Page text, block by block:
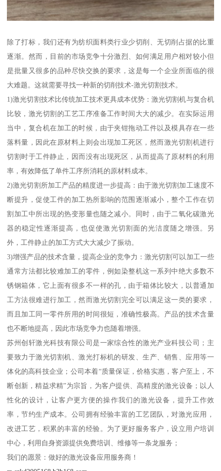
除了打标，我们还有为纺织面料类行业少切削、无切削占据的比重
逐渐。然而，目前的市场竞争十分激烈、如何满足用户相对较小但
是批量又很多的品种尽快交换的要求，这是每一个企业所面临的很
大难题。这就需要寻找一种新的切削技术-激光切割技术。
1)激光切割技术比传统加工技术更具成本优势：激光切割机与复合机
比较，激光切割的工艺工序准备工作时间大大的减少。在实际运用
当中，复合机在加工的时候，由于夹钳拖动工件以及模具存在一些
落料量，因此在原材料上则会出现加工死区，然而激光切割机进行
切割时于工件静止，因而没有出现死区，从而提高了原材料的利用
率，有效降低了单件工序所消耗的原材料成本。
2)激光切割所加工产品的精度进一步提高：由于激光切割加工速度不
断提升，促使工件的加工热所影响的范围逐渐减小，整个工作在切
割加工中所出现的热变形量也随之减小。同时，由于二氧化碳激光
器的稳定性逐渐提高，也促使激光切割面的光洁度随之增强。另
外，工件静止的加工方式大大减少了振动。
3)增强产品的技术含量，提高企业的竞争力：激光切割可以加工一些
通常方法都比较难加工的零件，例如染整机这一系列中绝大多数不
锈钢箱体，它上面有很多不一样的孔，由于箱体比较大，以普通加
工方法很难进行加工，然而激光切割完全可以满足这一类的要求，
而且加工同一零件所用的时间很短，准确性极高。产品的技术含量
也不断地提高，因此市场竞争力也随着增强。
苏州创轩激光科技有限公司是一家综合性的激光产业科技公司；主
要致力于激光切割机、激光打标机的研发、生产、销售、应用等一
体化的高科技企业；公司本着“质量保证，价格实惠，客户至上，不
断创新，精益求精”为宗旨，为客户提供、高精度的激光设备；以人
性化的设计，让客户更方便的操作我们的激光设备，提升工作效
率，节约生产成本。公司拥有经验丰富的工艺团队，对激光应用，
改进工艺，积累的丰富的经验。为了更好服务客户，设立用户培训
中心，利用自身资源提供免费培训、维修等一条龙服务；
我们的愿景：做好的激光设备应用服务商！